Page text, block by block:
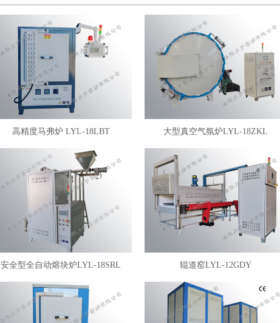
高精度马弗炉 LYL-18LBT 大型真空气氛炉LYL-18ZKL
安全型全自动熔块炉LYL-18SRL 辊道窑LYL-12GDY